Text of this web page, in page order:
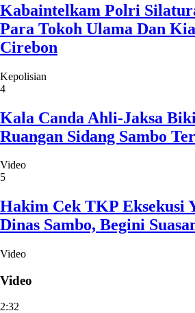
Kabaintelkam Polri
Para Tokoh Ulama Dan
Cirebon
Kepolisian
4
Kala Canda Ahli-Jaksa
Ruangan Sidang Sambo
Video
5
Hakim Cek TKP Eksekusi
Dinas Sambo, Begini
Video
Video
2:32